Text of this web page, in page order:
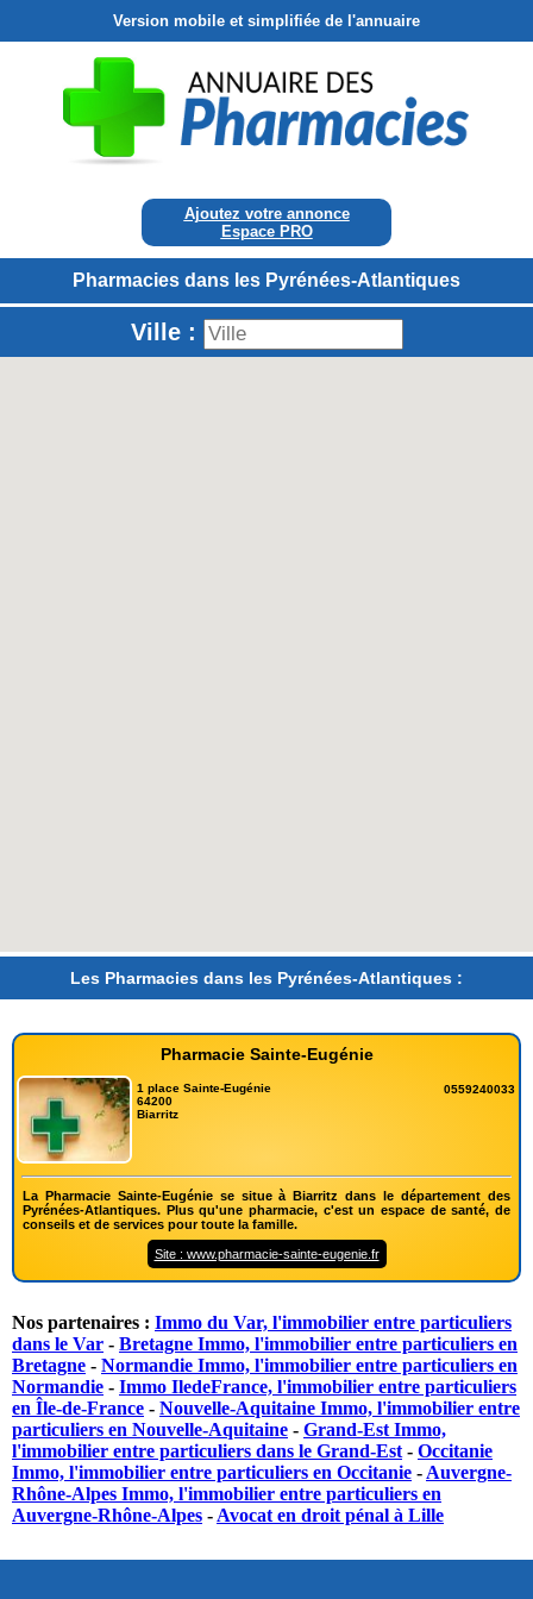
Version mobile et simplifiée de l'annuaire
Ajoutez votre annonce
Espace PRO
Pharmacies dans les Pyrénées-Atlantiques
Ville :
Les Pharmacies dans les Pyrénées-Atlantiques :
Pharmacie Sainte-Eugénie
1 place Sainte-Eugénie
64200
Biarritz
0559240033
La Pharmacie Sainte-Eugénie se situe à Biarritz dans le département des
Pyrénées-Atlantiques. Plus qu'une pharmacie, c'est un espace de santé, de
conseils et de services pour toute la famille.
Site : www.pharmacie-sainte-eugenie.fr
Nos partenaires : Immo du Var, l'immobilier entre particuliers
dans le Var - Bretagne Immo, l'immobilier entre particuliers en
Bretagne - Normandie Immo, l'immobilier entre particuliers en
Normandie - Immo IledeFrance, l'immobilier entre particuliers
en Île-de-France - Nouvelle-Aquitaine Immo, l'immobilier entre
particuliers en Nouvelle-Aquitaine - Grand-Est Immo,
l'immobilier entre particuliers dans le Grand-Est - Occitanie
Immo, l'immobilier entre particuliers en Occitanie - Auvergne-
Rhône-Alpes Immo, l'immobilier entre particuliers en
Auvergne-Rhône-Alpes - Avocat en droit pénal à Lille